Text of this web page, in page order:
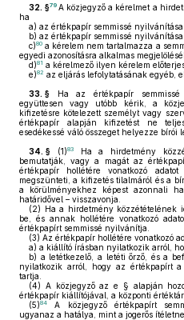
32. §79 A közjegyző a kérelmet a
ha
a) az értékpapír semmissé
b) az értékpapír semmissé
c)80 a kérelem nem tartalmazza a
egyedi azonosításra alkalmas
d)81 a kérelmező ilyen kérelem
e)82 az eljárás lefolytatásának egyéb,
33. § Ha az értékpapír semmissé
együttesen vagy utóbb kérik, a
kifizetésre kötelezett személyt vagy
értékpapír alapján kifizetést ne
esedékessé váló összeget helyezze bírói
34. § (1)83Ha a hirdetmény
bemutatják, vagy a magát az
értékpapír hollétére vonatkozó
megszünteti, a kifizetés tilalmáról és a
a körülményekhez képest azonnali
határidővel – visszavonja.
(2) Ha a hirdetmény közzétételének
be, és annak hollétére vonatkozó
értékpapírt semmissé nyilvánítja.
(3) Az értékpapír hollétére vonatkozó
a) a kiállító írásban nyilatkozik arról,
b) a letétkezelő, a letéti őrző, és a
nyilatkozik arról, hogy az értékpapírt
tartja.
(4) A közjegyző az e § alapján
értékpapír kiállítójával, a központi
(5)84
A közjegyző értékpapírt
ugyanaz a hatálya, mint a jogerős